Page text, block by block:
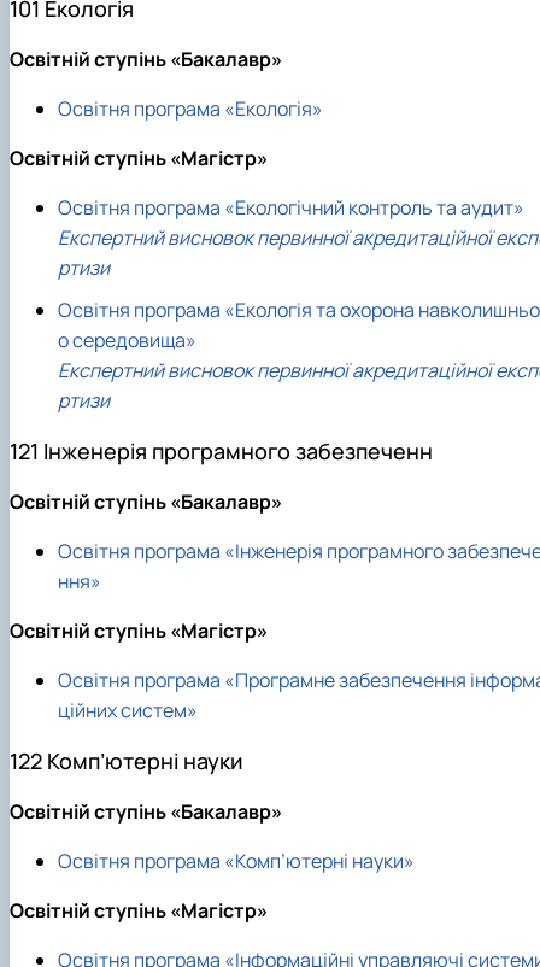
101 Екологія
Освітній ступінь «Бакалавр»
Освітня програма «Екологія»
Освітній ступінь «Магістр»
Освітня програма «Екологічний контроль та аудит»
Експертний висновок первинної акредитаційної
ртизи
Освітня програма «Екологія та охорона
о середовища»
Експертний висновок первинної акредитаційної
ртизи
121 Інженерія програмного забезпеченн
Освітній ступінь «Бакалавр»
Освітня програма «Інженерія програмного
ння»
Освітній ступінь «Магістр»
Освітня програма «Програмне забезпечення
ційних систем»
122 Комп’ютерні науки
Освітній ступінь «Бакалавр»
Освітня програма «Комп’ютерні науки»
Освітній ступінь «Магістр»
Освітня програма «Інформаційні управляючі